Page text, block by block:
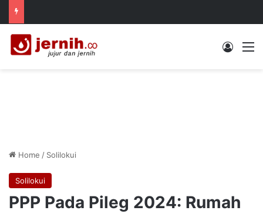
Log In
Home / Solilokui
Solilokui
PPP Pada Pileg 2024: Rumah